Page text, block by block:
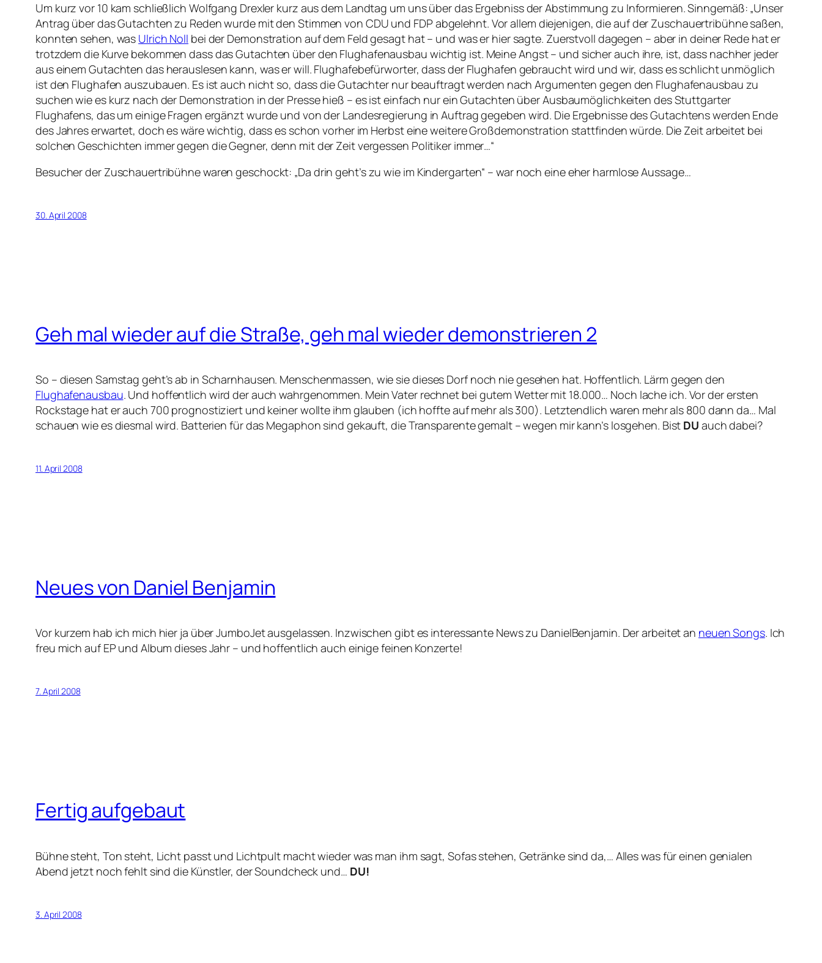
Um kurz vor 10 kam schließlich Wolfgang Drexler kurz aus dem Landtag um uns über das Ergebniss der Abstimmung zu Informieren. Sinngemäß: „Unser
Antrag über das Gutachten zu Reden wurde mit den Stimmen von CDU und FDP abgelehnt. Vor allem diejenigen, die auf der Zuschauertribühne saßen,
konnten sehen, was Ulrich Noll bei der Demonstration auf dem Feld gesagt hat – und was er hier sagte. Zuerstvoll dagegen – aber in deiner Rede hat er
trotzdem die Kurve bekommen dass das Gutachten über den Flughafenausbau wichtig ist. Meine Angst – und sicher auch ihre, ist, dass nachher jeder
aus einem Gutachten das herauslesen kann, was er will. Flughafebefürworter, dass der Flughafen gebraucht wird und wir, dass es schlicht unmöglich
ist den Flughafen auszubauen. Es ist auch nicht so, dass die Gutachter nur beauftragt werden nach Argumenten gegen den Flughafenausbau zu
suchen wie es kurz nach der Demonstration in der Presse hieß – es ist einfach nur ein Gutachten über Ausbaumöglichkeiten des Stuttgarter
Flughafens, das um einige Fragen ergänzt wurde und von der Landesregierung in Auftrag gegeben wird. Die Ergebnisse des Gutachtens werden Ende
des Jahres erwartet, doch es wäre wichtig, dass es schon vorher im Herbst eine weitere Großdemonstration stattfinden würde. Die Zeit arbeitet bei
solchen Geschichten immer gegen die Gegner, denn mit der Zeit vergessen Politiker immer…“
Besucher der Zuschauertribühne waren geschockt: „Da drin geht’s zu wie im Kindergarten“ – war noch eine eher harmlose Aussage…
30. April 2008
Geh mal wieder auf die Straße, geh mal wieder demonstrieren 2
So – diesen Samstag geht’s ab in Scharnhausen. Menschenmassen, wie sie dieses Dorf noch nie gesehen hat. Hoffentlich. Lärm gegen den
Flughafenausbau. Und hoffentlich wird der auch wahrgenommen. Mein Vater rechnet bei gutem Wetter mit 18.000… Noch lache ich. Vor der ersten
Rockstage hat er auch 700 prognostiziert und keiner wollte ihm glauben (ich hoffte auf mehr als 300). Letztendlich waren mehr als 800 dann da… Mal
schauen wie es diesmal wird. Batterien für das Megaphon sind gekauft, die Transparente gemalt – wegen mir kann’s losgehen. Bist DU auch dabei?
11. April 2008
Neues von Daniel Benjamin
Vor kurzem hab ich mich hier ja über JumboJet ausgelassen. Inzwischen gibt es interessante News zu DanielBenjamin. Der arbeitet an neuen Songs. Ich
freu mich auf EP und Album dieses Jahr – und hoffentlich auch einige feinen Konzerte!
7. April 2008
Fertig aufgebaut
Bühne steht, Ton steht, Licht passt und Lichtpult macht wieder was man ihm sagt, Sofas stehen, Getränke sind da,… Alles was für einen genialen
Abend jetzt noch fehlt sind die Künstler, der Soundcheck und… DU!
3. April 2008